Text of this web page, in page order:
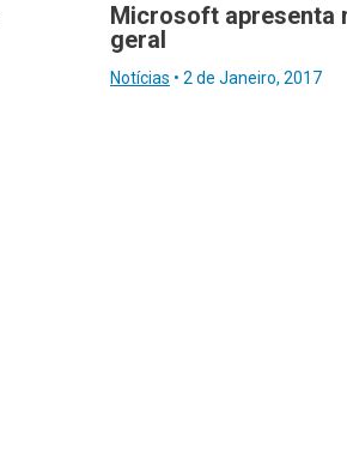
Microsoft apresenta
geral
Notícias • 2 de Janeiro, 2017